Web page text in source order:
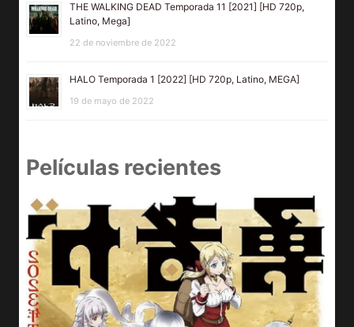
THE WALKING DEAD Temporada 11 [2021] [HD 720p,
Latino, Mega]
22 de noviembre de 2022
HALO Temporada 1 [2022] [HD 720p, Latino, MEGA]
19 de mayo de 2022
Películas recientes